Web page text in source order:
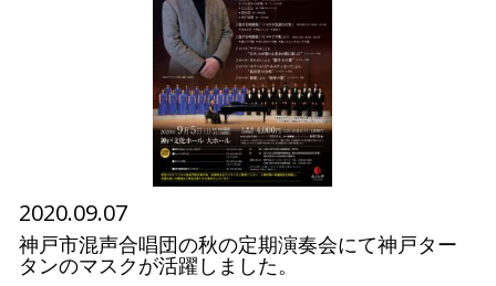
2020.09.07
神戸市混声合唱団の秋の定期演奏会にて神戸ター
タンのマスクが活躍しました。